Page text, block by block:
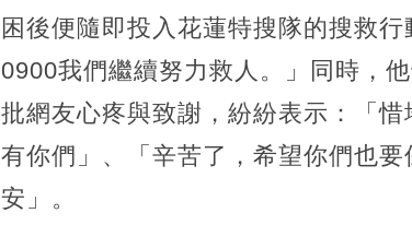
困後便隨即投入花蓮特搜隊的搜救
0900我們繼續努力救人。」同時，
批網友心疼與致謝，紛紛表示：「
有你們」、「辛苦了，希望你們也
安」。